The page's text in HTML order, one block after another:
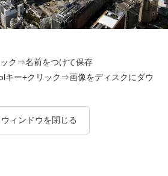
ク⇒名前をつけて保存
キー+クリック⇒画像をディスクにダウ
ウィンドウを閉じる